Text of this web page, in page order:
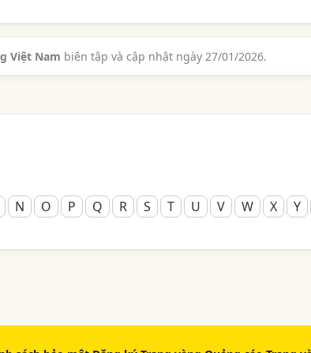
Việt Nam biên tập và cập nhật ngày 27/01/2026.
N O P Q R S T U V W X Y